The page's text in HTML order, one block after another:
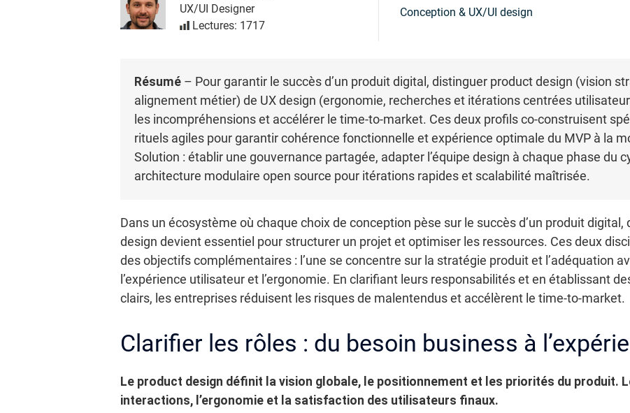
UX/UI Designer
Lectures: 1717
Conception & UX/UI design
Résumé – Pour garantir le succès d’un produit digital, distinguer product design (vision
alignement métier) de UX design (ergonomie, recherches et itérations centrées
les incompréhensions et accélérer le time-to-market. Ces deux profils co-construisent
rituels agiles pour garantir cohérence fonctionnelle et expérience optimale du MVP à la
Solution : établir une gouvernance partagée, adapter l’équipe design à chaque phase du
architecture modulaire open source pour itérations rapides et scalabilité maîtrisée.
Dans un écosystème où chaque choix de conception pèse sur le succès d’un produit
design devient essentiel pour structurer un projet et optimiser les ressources. Ces deux
des objectifs complémentaires : l’une se concentre sur la stratégie produit et l’adéquation
l’expérience utilisateur et l’ergonomie. En clarifiant leurs responsabilités et en établissant
clairs, les entreprises réduisent les risques de malentendus et accélèrent le time-to-market.
Clarifier les rôles : du besoin business à
Le product design définit la vision globale, le positionnement et les priorités du produit.
interactions, l’ergonomie et la satisfaction des utilisateurs finaux.